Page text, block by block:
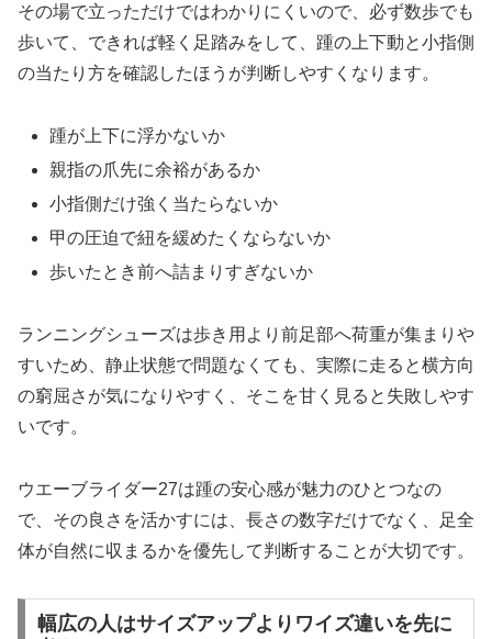
その場で立っただけではわかりにくいので、必ず数歩でも
歩いて、できれば軽く足踏みをして、踵の上下動と小指側
の当たり方を確認したほうが判断しやすくなります。
踵が上下に浮かないか
親指の爪先に余裕があるか
小指側だけ強く当たらないか
甲の圧迫で紐を緩めたくならないか
歩いたとき前へ詰まりすぎないか
ランニングシューズは歩き用より前足部へ荷重が集まりや
すいため、静止状態で問題なくても、実際に走ると横方向
の窮屈さが気になりやすく、そこを甘く見ると失敗しやす
いです。
ウエーブライダー27は踵の安心感が魅力のひとつなの
で、その良さを活かすには、長さの数字だけでなく、足全
体が自然に収まるかを優先して判断することが大切です。
幅広の人はサイズアップよりワイズ違いを先に